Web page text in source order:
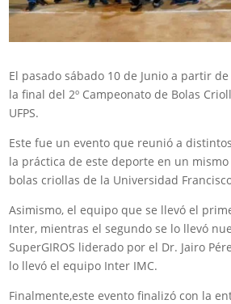
El pasado sábado 10 de Junio a partir
la final del 2º Campeonato de Bolas
UFPS.
Este fue un evento que reunió a
la práctica de este deporte en un
bolas criollas de la Universidad
Asimismo, el equipo que se llevó el
Inter, mientras el segundo se lo llevó
SuperGIROS liderado por el Dr. Jairo
lo llevó el equipo Inter IMC.
Finalmente,este evento finalizó con la